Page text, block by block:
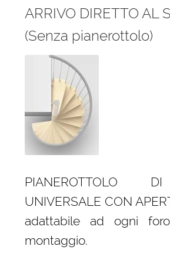
ARRIVO DIRETTO AL
(Senza pianerottolo)
PIANEROTTOLO
UNIVERSALE CON
adattabile ad ogni
montaggio.